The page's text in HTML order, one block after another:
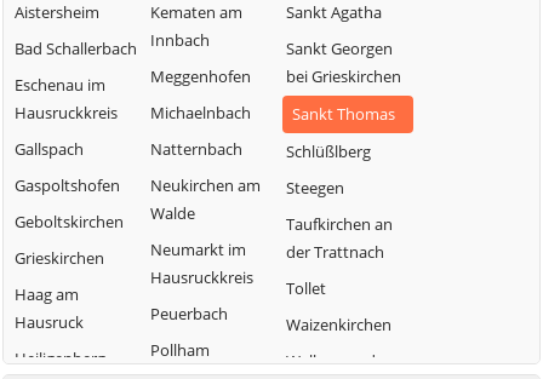
Aistersheim
Bad Schallerbach
Eschenau im
Hausruckkreis
Gallspach
Gaspoltshofen
Geboltskirchen
Grieskirchen
Haag am
Hausruck
Heiligenberg
Kematen am
Innbach
Meggenhofen
Michaelnbach
Natternbach
Neukirchen am
Walde
Neumarkt im
Hausruckkreis
Peuerbach
Pollham
Sankt Agatha
Sankt Georgen
bei Grieskirchen
Sankt Thomas
Schlüßlberg
Steegen
Taufkirchen an
der Trattnach
Tollet
Waizenkirchen
Wallern an der